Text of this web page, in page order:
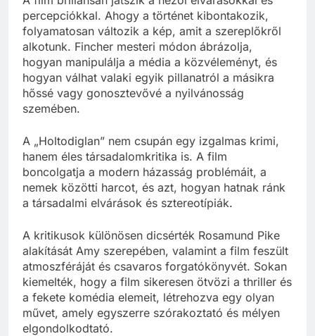
percepciókkal. Ahogy a történet kibontakozik,
folyamatosan változik a kép, amit a szereplőkről
alkotunk. Fincher mesteri módon ábrázolja,
hogyan manipulálja a média a közvéleményt, és
hogyan válhat valaki egyik pillanatról a másikra
hőssé vagy gonosztevővé a nyilvánosság
szemében.
A „Holtodiglan” nem csupán egy izgalmas krimi,
hanem éles társadalomkritika is. A film
boncolgatja a modern házasság problémáit, a
nemek közötti harcot, és azt, hogyan hatnak ránk
a társadalmi elvárások és sztereotípiák.
A kritikusok különösen dicsérték Rosamund Pike
alakítását Amy szerepében, valamint a film feszült
atmoszféráját és csavaros forgatókönyvét. Sokan
kiemelték, hogy a film sikeresen ötvözi a thriller és
a fekete komédia elemeit, létrehozva egy olyan
művet, amely egyszerre szórakoztató és mélyen
elgondolkodtató.